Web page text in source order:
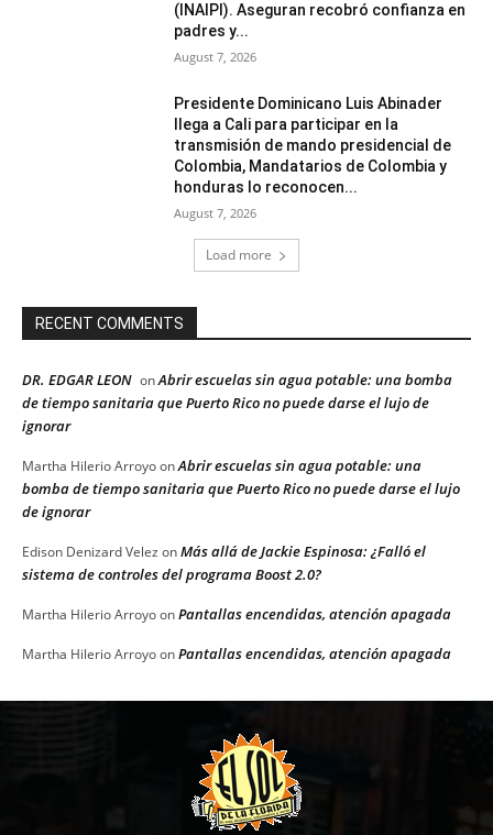
(INAIPI). Aseguran recobró confianza en
padres y...
August 7, 2026
Presidente Dominicano Luis Abinader
llega a Cali para participar en la
transmisión de mando presidencial de
Colombia, Mandatarios de Colombia y
honduras lo reconocen...
August 7, 2026
Load more
RECENT COMMENTS
DR. EDGAR LEON onAbrir escuelas sin agua potable: una bomba
de tiempo sanitaria que Puerto Rico no puede darse el lujo de
ignorar
Martha Hilerio ArroyoonAbrir escuelas sin agua potable: una
bomba de tiempo sanitaria que Puerto Rico no puede darse el lujo
de ignorar
Edison Denizard Velez onMás allá de Jackie Espinosa: ¿Falló el
sistema de controles del programa Boost 2.0?
Martha Hilerio ArroyoonPantallas encendidas, atención apagada
Martha Hilerio ArroyoonPantallas encendidas, atención apagada